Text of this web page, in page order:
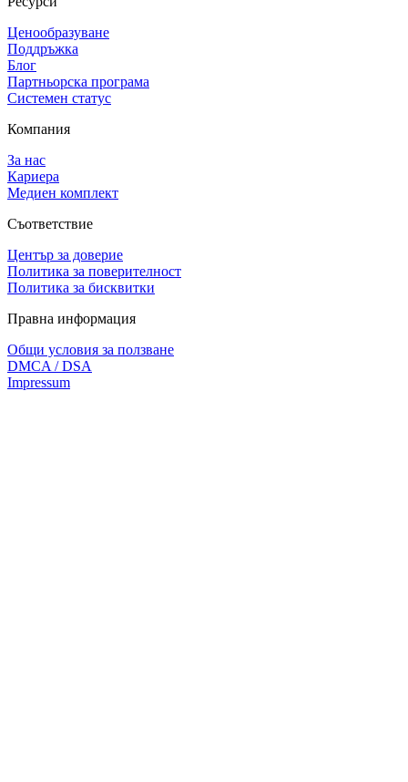
Ценообразуване
Поддръжка
Блог
Партньорска програма
Системен статус
Компания
За нас
Кариера
Медиен комплект
Съответствие
Център за доверие
Политика за поверителност
Политика за бисквитки
Правна информация
Общи условия за ползване
DMCA / DSA
Impressum